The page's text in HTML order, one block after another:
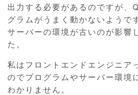
出力する必要があるのですが、
グラムがうまく動かないようで
サーバーの環境が古いのが影響
た。
私はフロントエンドエンジニア
のでプログラムやサーバー環境
わかりません。